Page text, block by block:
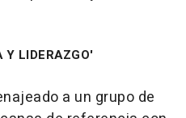
Y LIDERAZGO'
a un grupo de